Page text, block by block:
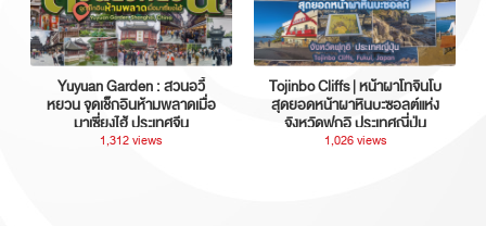
Yuyuan Garden : สวนอวี้
หยวน จุดเช็กอินห้ามพลาดเมื่อ
มาเซี่ยงไฮ้ ประเทศจีน
1,312 views
Tojinbo Cliffs | หน้าผาโทจินโบ
สุดยอดหน้าผาหินบะซอลต์แห่ง
จังหวัดฟุกุอิ ประเทศญี่ปุ่น
1,026 views